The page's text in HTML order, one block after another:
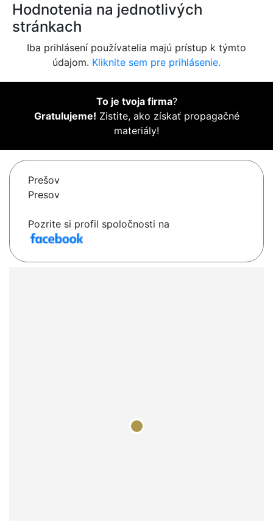
Hodnotenia na jednotlivých
stránkach
Iba prihlásení používatelia majú prístup k týmto
údajom. Kliknite sem pre prihlásenie.
To je tvoja firma?
Gratulujeme! Zistite, ako získať propagačné
materiály!
Prešov
Presov
Pozrite si profil spoločnosti na